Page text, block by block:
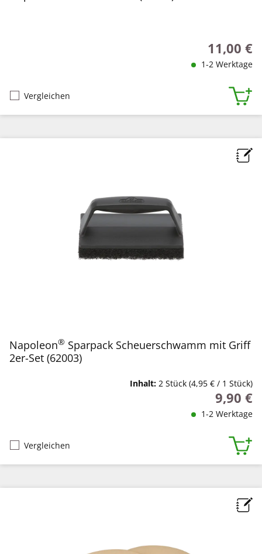
Regulärer
11,00 €
1-2 Werktage
Vergleichen
Napoleon® Sparpack Scheuerschwamm mit Griff
2er-Set (62003)
Inhalt: 2 Stück (4,95 € / 1 Stück)
9,90 €
1-2 Werktage
Vergleichen